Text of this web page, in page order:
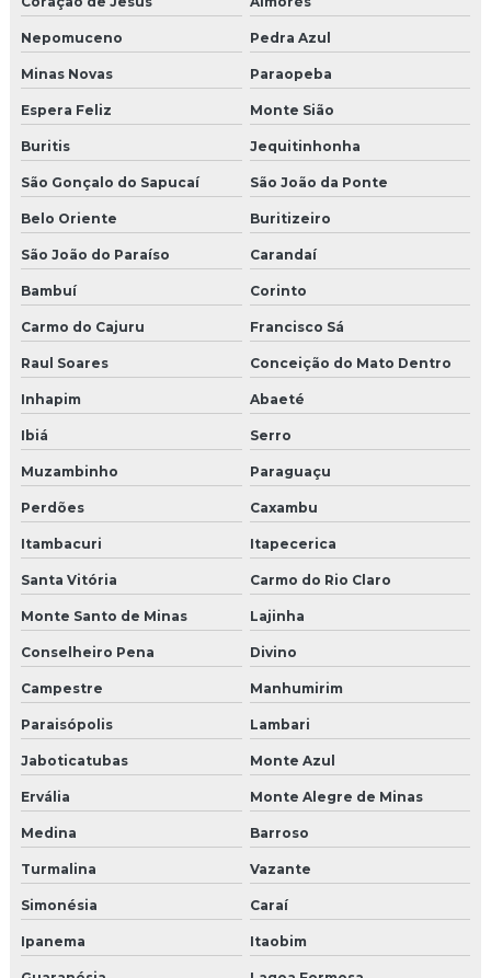
Nepomuceno Pedra Azul
Minas Novas Paraopeba
Espera Feliz Monte Sião
Buritis Jequitinhonha
São Gonçalo do Sapucaí São João da Ponte
Belo Oriente Buritizeiro
São João do Paraíso Carandaí
Bambuí Corinto
Carmo do Cajuru Francisco Sá
Raul Soares Conceição do Mato Dentro
Inhapim Abaeté
Ibiá Serro
Muzambinho Paraguaçu
Perdões Caxambu
Itambacuri Itapecerica
Santa Vitória Carmo do Rio Claro
Monte Santo de Minas Lajinha
Conselheiro Pena Divino
Campestre Manhumirim
Paraisópolis Lambari
Jaboticatubas Monte Azul
Ervália Monte Alegre de Minas
Medina Barroso
Turmalina Vazante
Simonésia Caraí
Ipanema Itaobim